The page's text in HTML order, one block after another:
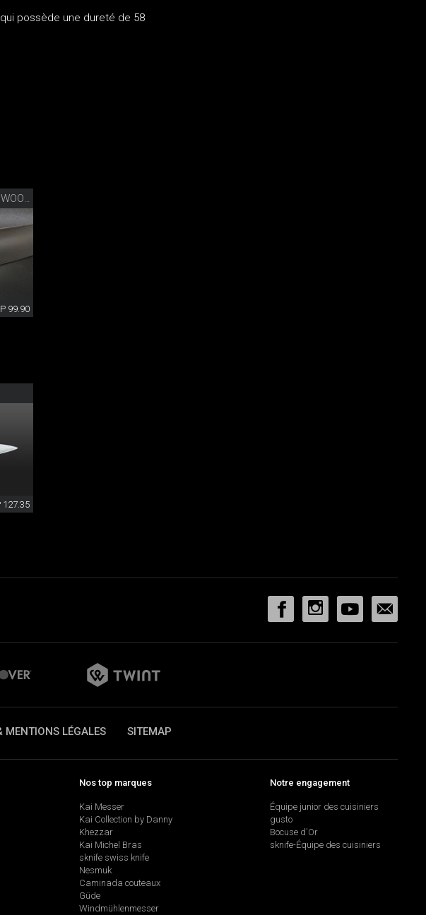
possède une dureté de 58
COUTEAU DE CUISINE RED WOOD
99.90
127.35
MENTIONS LÉGALES SITEMAP
Nos top marques
Kai Messer
Kai Collection by Danny
Khezzar
Kai Michel Bras
sknife swiss knife
Nesmuk
Caminada couteaux
Güde
Windmühlenmesser
Notre engagement
Équipe junior des cuisiniers
gusto
Bocuse d'Or
sknife-Équipe des cuisiniers